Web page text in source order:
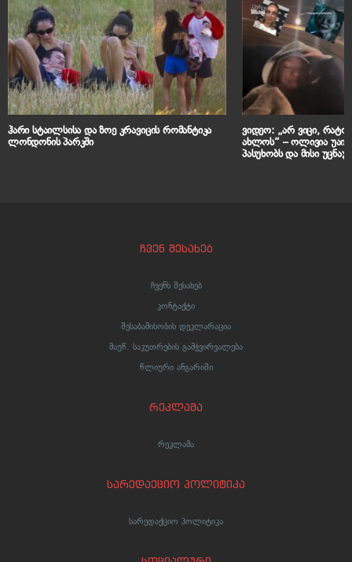
ჰარი სტაილსისა და ზოე კრავიცის რომანტიკა
ლონდონის პარკში
ვიდეო: „არ ვიცი, რა­ტომ
ახ­ლოს“ – ოლივია
პასუხობს და მისი
ჩვენ შესახებ
ჩვენს შესახებ
კონტაქტი
შესაბამისობის დეკლარაცია
მაუწ. საკუთრების გამჭვირვალება
წლიური ანგარიში
რეკლამა
რეკლამა
სარედაქციო პოლიტიკა
სარედაქციო პოლიტიკა